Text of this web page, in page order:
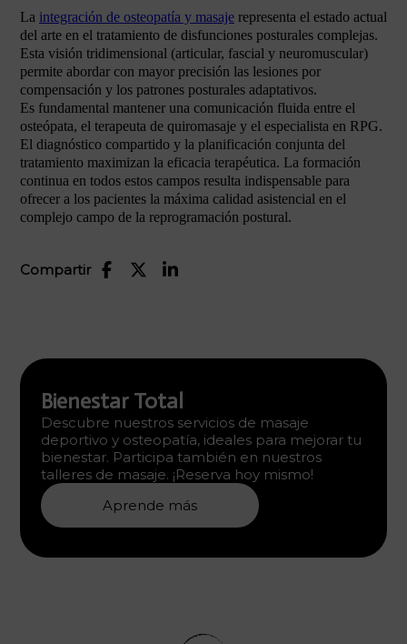
La integración de osteopatía y masaje representa el estado actual
del arte en el tratamiento de disfunciones posturales complejas.
Esta visión tridimensional (articular, fascial y neuromuscular)
permite abordar con mayor precisión las lesiones por
compensación y los patrones posturales adaptativos.
Es fundamental mantener una comunicación fluida entre el
osteópata, el terapeuta de quiromasaje y el especialista en RPG.
El diagnóstico compartido y la planificación conjunta del
tratamiento maximizan la eficacia terapéutica. La formación
continua en todos estos campos resulta indispensable para
ofrecer a los pacientes la máxima calidad asistencial en el
complejo campo de la reprogramación postural.
Compartir
Bienestar Total
Descubre nuestros servicios de masaje
deportivo y osteopatía, ideales para mejorar tu
bienestar. Participa también en nuestros
talleres de masaje. ¡Reserva hoy mismo!
Aprende más